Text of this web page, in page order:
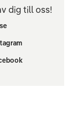
dig till oss!